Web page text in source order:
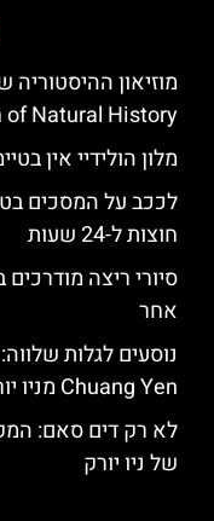
Natural History)
מלון הולידיי אין
לככב על המסכים
חוצות ל-24 שעות
סיורי ריצה
אחר
נוסעים לגלות
Chuang Yen מניו יורק
לא רק דים סאם:
של ניו יורק